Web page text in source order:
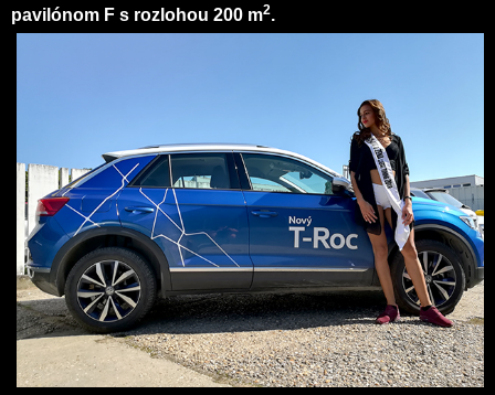
pavilónom F s rozlohou 200 m2.